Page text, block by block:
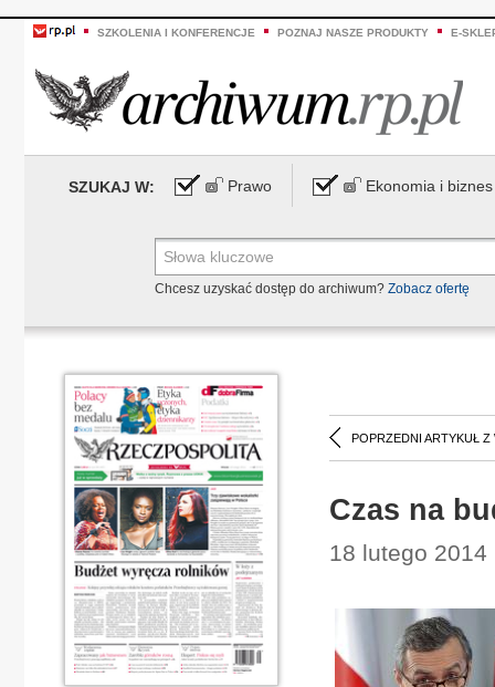
SZKOLENIA I KONFERENCJE POZNAJ NASZE PRODUKTY E-
SZUKAJ W: Prawo Ekonomia i biznes
Chcesz uzyskać dostęp do archiwum? Zobacz ofertę
POPRZEDNI ARTYKUŁ Z
Czas na
18 lutego 2014